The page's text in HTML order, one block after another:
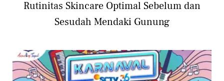
Rutinitas Skincare Optimal Sebelum dan
Sesudah Mendaki Gunung